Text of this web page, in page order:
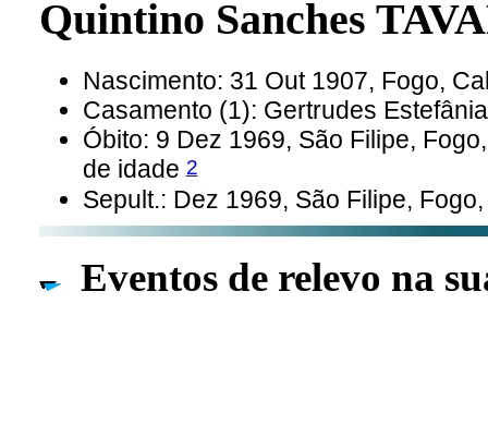
Quintino Sanches
Nascimento: 31 Out 1907, Fogo,
Casamento (1): Gertrudes
Óbito: 9 Dez 1969, São Filipe,
de idade2
Sepult.: Dez 1969, São Filipe,
Eventos de relevo na